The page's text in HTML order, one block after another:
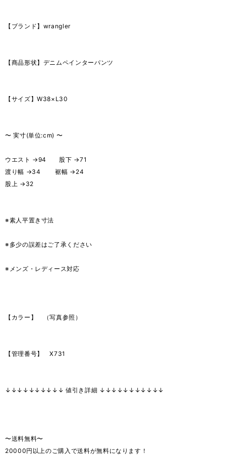
【ブランド】wrangler
【商品形状】デニムペインターパンツ
【サイズ】W38×L30
〜 実寸(単位:cm) 〜
ウエスト →94 股下 →71
渡り幅 →34 裾幅 →24
股上 →32
※素人平置き寸法
※多少の誤差はご了承ください
※メンズ・レディース対応
【カラー】 （写真参照）
【管理番号】 X731
↓↓↓↓↓↓↓↓↓↓ 値引き詳細 ↓↓↓↓↓↓↓↓↓↓↓
〜送料無料〜
20000円以上のご購入で送料が無料になります！